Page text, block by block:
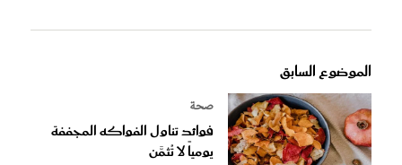
الموضوع السابق
صحة
فوائد تناول الفواكه المجففة
يومياً لا تُثمَّن